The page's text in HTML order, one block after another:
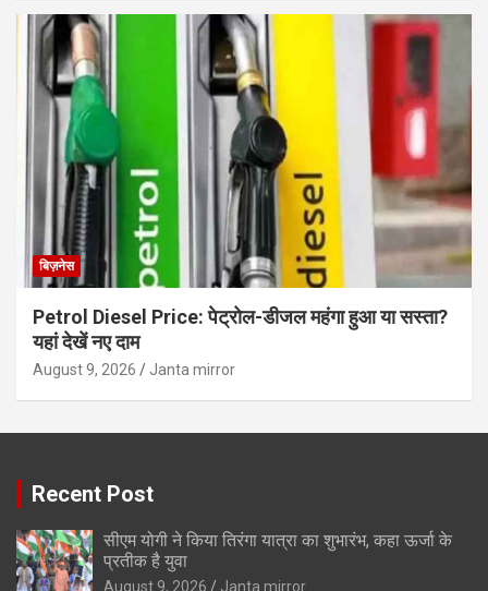
बिज़नेस
Petrol Diesel Price: पेट्रोल-डीजल महंगा हुआ या सस्ता?
यहां देखें नए दाम
August 9, 2026 Janta mirror
Recent Post
सीएम योगी ने किया तिरंगा यात्रा का शुभारंभ, कहा ऊर्जा के
प्रतीक है युवा
August 9, 2026 Janta mirror